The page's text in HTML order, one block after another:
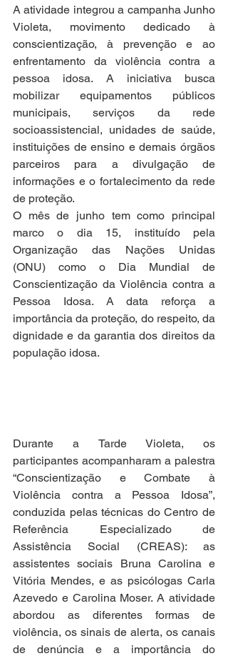
A atividade integrou a campanha Junho
Violeta, movimento dedicado à
conscientização, à prevenção e ao
enfrentamento da violência contra a
pessoa idosa. A iniciativa busca
mobilizar equipamentos públicos
municipais, serviços da rede
socioassistencial, unidades de saúde,
instituições de ensino e demais órgãos
parceiros para a divulgação de
informações e o fortalecimento da rede
de proteção.
O mês de junho tem como principal
marco o dia 15, instituído pela
Organização das Nações Unidas
(ONU) como o Dia Mundial de
Conscientização da Violência contra a
Pessoa Idosa. A data reforça a
importância da proteção, do respeito, da
dignidade e da garantia dos direitos da
população idosa.
Durante a Tarde Violeta, os
participantes acompanharam a palestra
“Conscientização e Combate à
Violência contra a Pessoa Idosa”,
conduzida pelas técnicas do Centro de
Referência Especializado de
Assistência Social (CREAS): as
assistentes sociais Bruna Carolina e
Vitória Mendes, e as psicólogas Carla
Azevedo e Carolina Moser. A atividade
abordou as diferentes formas de
violência, os sinais de alerta, os canais
de denúncia e a importância do